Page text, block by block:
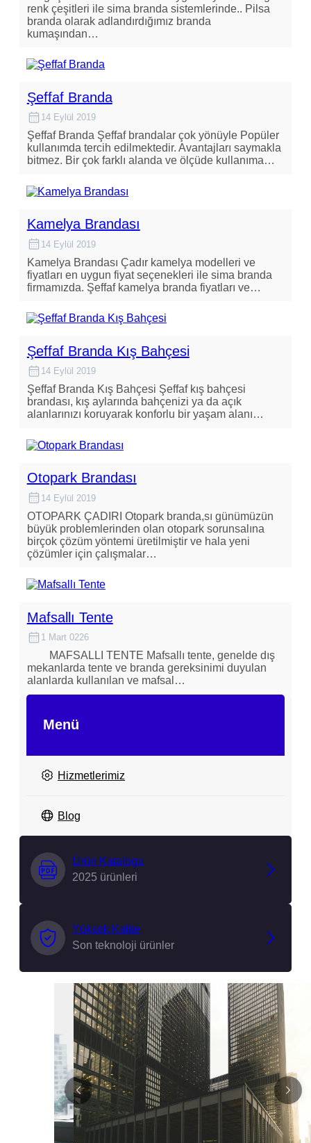
renk çeşitleri ile sima branda sistemlerinde.. Pilsa
branda olarak adlandırdığımız branda
kumaşından…
Şeffaf Branda
14 Eylül 2019
Şeffaf Branda Şeffaf brandalar çok yönüyle Popüler
kullanımda tercih edilmektedir. Avantajları saymakla
bitmez. Bir çok farklı alanda ve ölçüde kullanıma…
Kamelya Brandası
14 Eylül 2019
Kamelya Brandası Çadır kamelya modelleri ve
fiyatları en uygun fiyat seçenekleri ile sima branda
firmamızda. Şeffaf kamelya branda fiyatları ve…
Şeffaf Branda Kış Bahçesi
14 Eylül 2019
Şeffaf Branda Kış Bahçesi Şeffaf kış bahçesi
brandası, kış aylarında bahçenizi ya da açık
alanlarınızı koruyarak konforlu bir yaşam alanı…
Otopark Brandası
14 Eylül 2019
OTOPARK ÇADIRI Otopark branda,sı günümüzün
büyük problemlerinden olan otopark sorunsalına
birçok çözüm yöntemi üretilmiştir ve hala yeni
çözümler için çalışmalar…
Mafsallı Tente
1 Mart 0226
MAFSALLI TENTE Mafsallı tente, genelde dış
mekanlarda tente ve branda gereksinimi duyulan
alanlarda kullanılan ve mafsal…
Menü
Hizmetlerimiz
Blog
Ürün Katalogu
2025 ürünleri
Yüksek Kalite
Son teknoloji ürünler